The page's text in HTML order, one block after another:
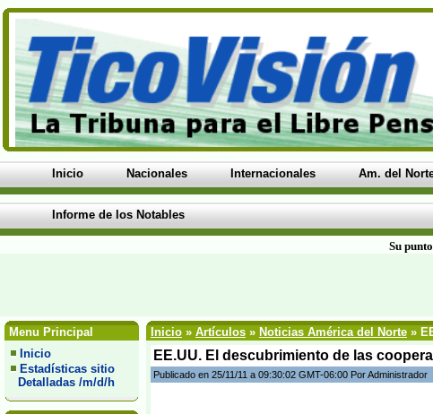
Inicio Nacionales Internacionales Am. del
Informe de los Notables
Su
Menu Principal
Inicio
Estadísticas sitio
Detalladas /m/d/h
Inicio » Artículos » Noticias América del Norte »
EE.UU. El descubrimiento de las
Publicado en 25/11/11 a 09:30:02 GMT-06:00 Por Administrador